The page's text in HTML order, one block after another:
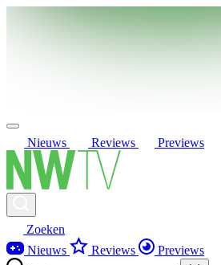
Nieuws Reviews Previews
Zoeken
Nieuws
Reviews Previews